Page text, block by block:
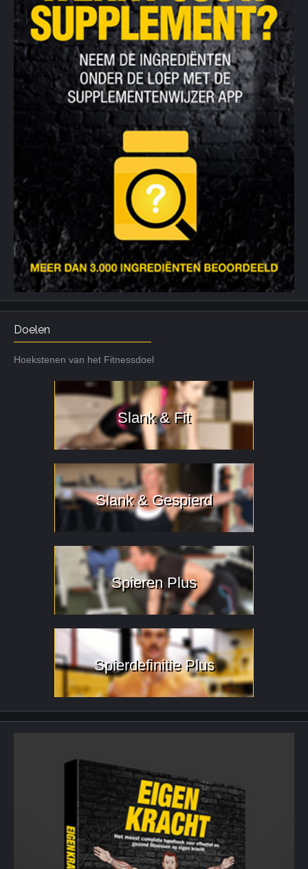
Doelen
Hoekstenen van het Fitnessdoel
Slank & Fit
Slank & Gespierd
Spieren Plus
Spierdefinitie Plus